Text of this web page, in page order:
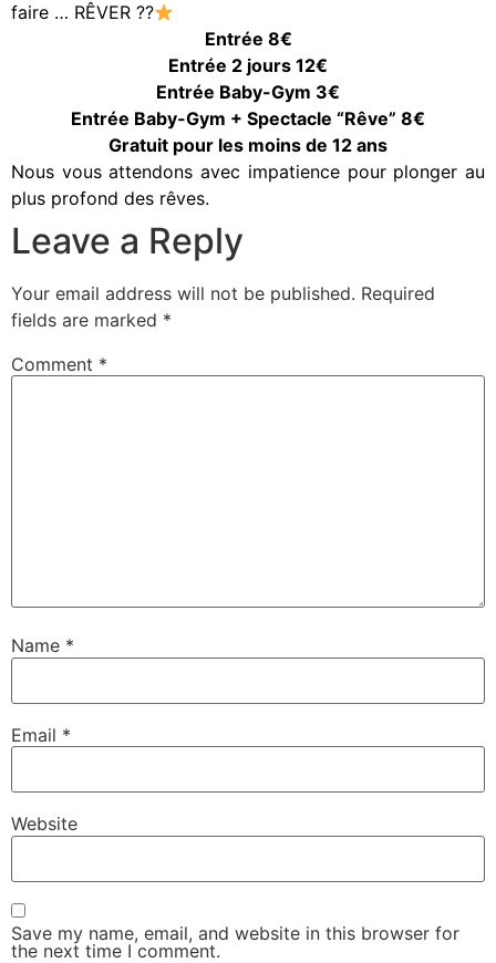
faire … RÊVER ??
Entrée 8€
Entrée 2 jours 12€
Entrée Baby-Gym 3€
Entrée Baby-Gym + Spectacle “Rêve” 8€
Gratuit pour les moins de 12 ans
Nous vous attendons avec impatience pour plonger au
plus profond des rêves.
Leave a Reply
Your email address will not be published. Required
fields are marked *
Comment *
Name *
Email *
Website
Save my name, email, and website in this browser for
the next time I comment.